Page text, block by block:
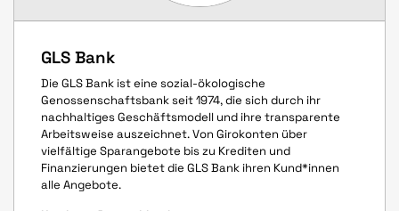
GLS Bank
Die GLS Bank ist eine sozial-ökologische
Genossenschaftsbank seit 1974, die sich durch ihr
nachhaltiges Geschäftsmodell und ihre transparente
Arbeitsweise auszeichnet. Von Girokonten über
vielfältige Sparangebote bis zu Krediten und
Finanzierungen bietet die GLS Bank ihren Kund*innen
alle Angebote.